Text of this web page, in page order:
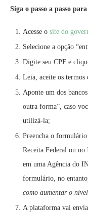
Siga o passo a passo
Acesse o site do
Selecione a opção
Digite seu CPF e
Leia, aceite os termos
Aponte um dos
outra forma”, caso
utilizá-la;
Preencha o formulário
Receita Federal ou no
em uma Agência do
formulário, no
como aumentar o
A plataforma vai